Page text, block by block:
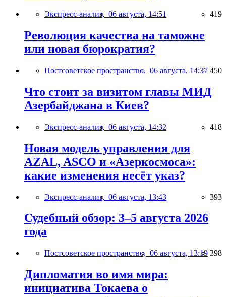
Экспресс-анализ, 06 августа, 14:51 419
Революция качества на таможне
или новая бюрократия?
Постсоветское пространство, 06 августа, 14:37 450
Что стоит за визитом главы МИД
Азербайджана в Киев?
Экспресс-анализ, 06 августа, 14:32 418
Новая модель управления для
AZAL, ASCO и «Азеркосмоса»:
какие изменения несёт указ?
Экспресс-анализ, 06 августа, 13:43 393
Судебный обзор: 3–5 августа 2026
года
Постсоветское пространство, 06 августа, 13:19 398
Дипломатия во имя мира:
инициатива Токаева о